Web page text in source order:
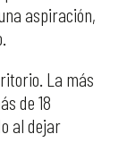
aspiración,
La más
de 18
al dejar